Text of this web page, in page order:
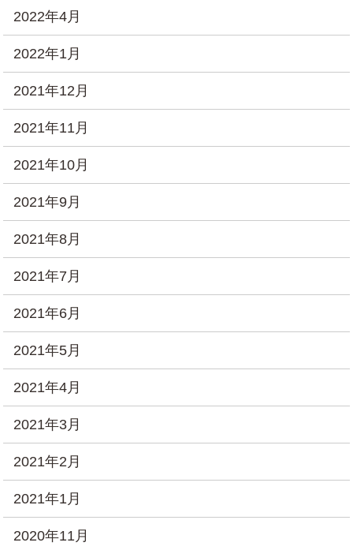
2022年4月
2022年1月
2021年12月
2021年11月
2021年10月
2021年9月
2021年8月
2021年7月
2021年6月
2021年5月
2021年4月
2021年3月
2021年2月
2021年1月
2020年11月